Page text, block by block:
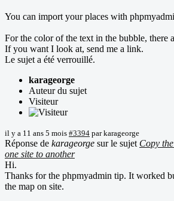
You can import your places with
For the color of the text in the bubble, there
If you want I look at, send me a link.
Le sujet a été verrouillé.
karageorge
Auteur du sujet
Visiteur
il y a 11 ans 5 mois #3394 parkarageorge
Réponse de karageorge sur le sujet Copy
one site to another
Hi.
Thanks for the phpmyadmin tip. It worked
the map on site.